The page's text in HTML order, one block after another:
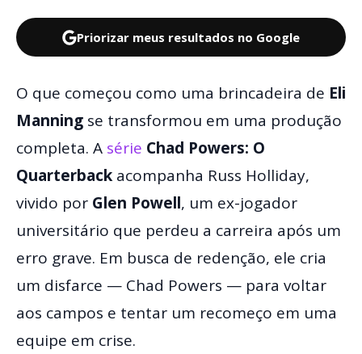
Priorizar meus resultados no Google
O que começou como uma brincadeira de Eli
Manning se transformou em uma produção
completa. A série Chad Powers: O
Quarterback acompanha Russ Holliday,
vivido por Glen Powell, um ex-jogador
universitário que perdeu a carreira após um
erro grave. Em busca de redenção, ele cria
um disfarce — Chad Powers — para voltar
aos campos e tentar um recomeço em uma
equipe em crise.